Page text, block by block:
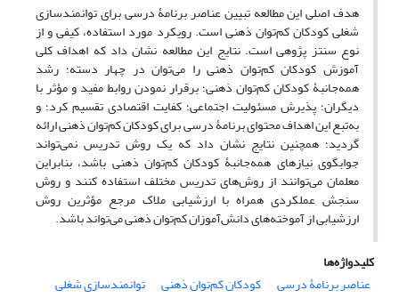
هدف اصلی این مطالعه تبیین عناصر برنامۀ­ درسی برای توانمندسازی
شغلی کودکان کم‌توان ذهنی است. رویکرد مورد استفاده، کیفی و از
نوع سنتز پژوهی است. نتایج این مطالعه نشان داد که اهداف کلی
آموزش کودکان کم‌توان ذهنی را می‌توان در چهار دسته؛ رشد
همه‌جانبۀ کودکان کم‌توان ذهنی؛ برقرار نمودن روابط مفید و مؤثر با
دیگران؛ پذیرش مسئولیت اجتماعی؛ کفایت اقتصادی تقسیم کرد؛ و
به‌تبع این اهداف محتوای برنامۀ درسی برای کودکان کم‌توان ذهنی ارائه
گردید؛ همچنین نتایج نشان داد که یک روش تدریس نمی‌تواند
جوابگوی نیازهای همه‌جانبۀ کودکان کم‌توان ذهنی باشد، بنابراین
معلمان می‌توانند از روش‌های تدریس مختلف استفاده کنند و روش
سنجش عملکردی همراه با ارزشیابی ملاک مرجع مؤثرین روش
ارزشیابی از آموخته‌های دانش‌آموزان کم‌توان ذهنی می‌تواند باشد.
کلیدواژه‌ها
عناصر برنامۀ درسی
کودکان کم‌توان ذهنی توانمندسازی شغلی